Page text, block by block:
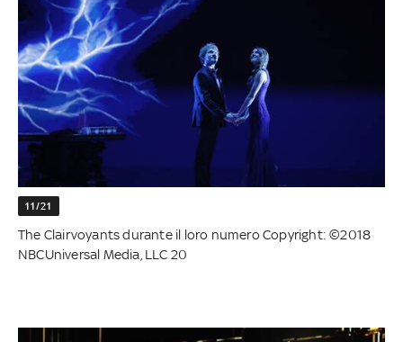
11/21
The Clairvoyants durante il loro numero Copyright: ©2018
NBCUniversal Media, LLC 20